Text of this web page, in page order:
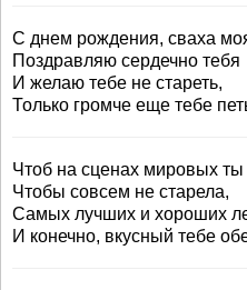
С днем рождения, сваха
Поздравляю сердечно тебя
И желаю тебе не стареть,
Только громче еще тебе
Чтоб на сценах мировых ты
Чтобы совсем не старела,
Самых лучших и хороших
И конечно, вкусный тебе